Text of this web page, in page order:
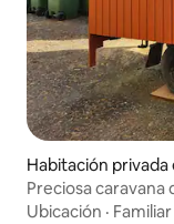
Habitación privada
Preciosa caravana
Ubicación · Familiar